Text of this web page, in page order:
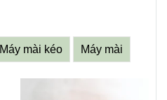
Máy mài kéo Máy mài